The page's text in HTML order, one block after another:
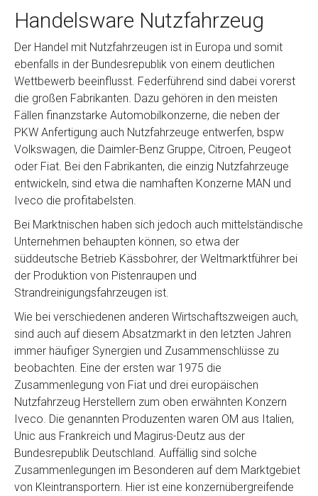
Handelsware Nutzfahrzeug
Der Handel mit Nutzfahrzeugen ist in Europa und somit
ebenfalls in der Bundesrepublik von einem deutlichen
Wettbewerb beeinflusst. Federführend sind dabei vorerst
die großen Fabrikanten. Dazu gehören in den meisten
Fällen finanzstarke Automobilkonzerne, die neben der
PKW Anfertigung auch Nutzfahrzeuge entwerfen, bspw
Volkswagen, die Daimler-Benz Gruppe, Citroen, Peugeot
oder Fiat. Bei den Fabrikanten, die einzig Nutzfahrzeuge
entwickeln, sind etwa die namhaften Konzerne MAN und
Iveco die profitabelsten.
Bei Marktnischen haben sich jedoch auch mittelständische
Unternehmen behaupten können, so etwa der
süddeutsche Betrieb Kässbohrer, der Weltmarktführer bei
der Produktion von Pistenraupen und
Strandreinigungsfahrzeugen ist.
Wie bei verschiedenen anderen Wirtschaftszweigen auch,
sind auch auf diesem Absatzmarkt in den letzten Jahren
immer häufiger Synergien und Zusammenschlüsse zu
beobachten. Eine der ersten war 1975 die
Zusammenlegung von Fiat und drei europäischen
Nutzfahrzeug Herstellern zum oben erwähnten Konzern
Iveco. Die genannten Produzenten waren OM aus Italien,
Unic aus Frankreich und Magirus-Deutz aus der
Bundesrepublik Deutschland. Auffällig sind solche
Zusammenlegungen im Besonderen auf dem Marktgebiet
von Kleintransportern. Hier ist eine konzernübergreifende